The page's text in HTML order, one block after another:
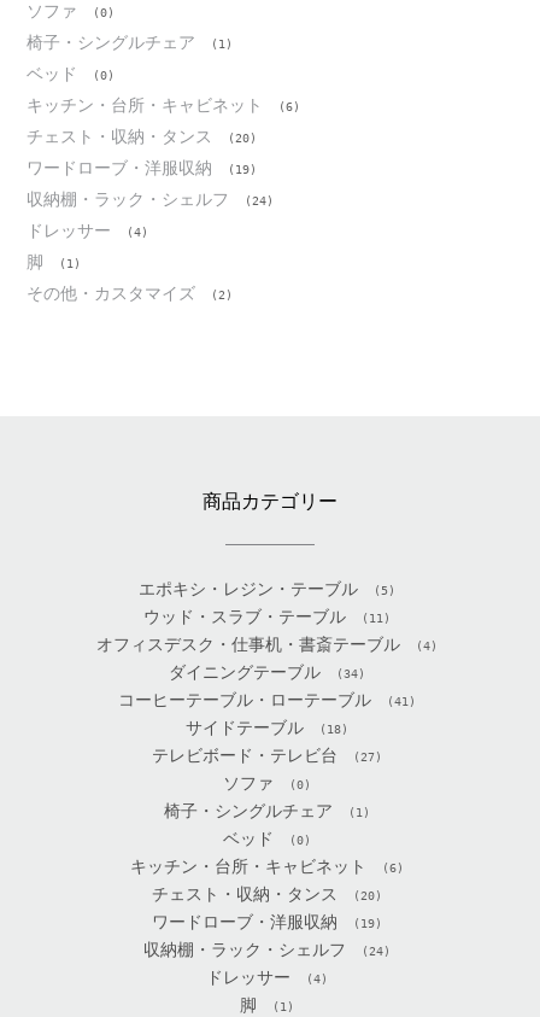
ソファ (0)
椅子・シングルチェア (1)
ベッド (0)
キッチン・台所・キャビネット (6)
チェスト・収納・タンス (20)
ワードローブ・洋服収納 (19)
収納棚・ラック・シェルフ (24)
ドレッサー (4)
脚 (1)
その他・カスタマイズ (2)
商品カテゴリー
エポキシ・レジン・テーブル (5)
ウッド・スラブ・テーブル (11)
オフィスデスク・仕事机・書斎テーブル (4)
ダイニングテーブル (34)
コーヒーテーブル・ローテーブル (41)
サイドテーブル (18)
テレビボード・テレビ台 (27)
ソファ (0)
椅子・シングルチェア (1)
ベッド (0)
キッチン・台所・キャビネット (6)
チェスト・収納・タンス (20)
ワードローブ・洋服収納 (19)
収納棚・ラック・シェルフ (24)
ドレッサー (4)
脚 (1)